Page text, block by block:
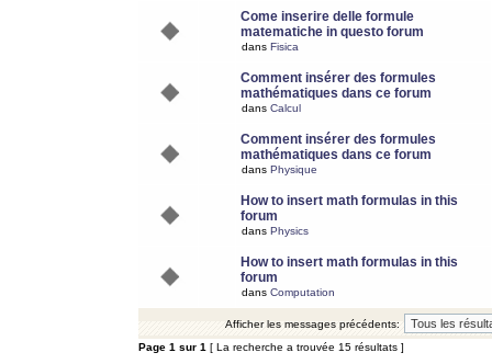
Come inserire delle formule
matematiche in questo forum
dans Fisica
Comment insérer des formules
mathématiques dans ce forum
dans Calcul
Comment insérer des formules
mathématiques dans ce forum
dans Physique
How to insert math formulas in this
forum
dans Physics
How to insert math formulas in this
forum
dans Computation
Afficher les messages précédents:
Page 1 sur 1 [ La recherche a trouvée 15 résultats ]